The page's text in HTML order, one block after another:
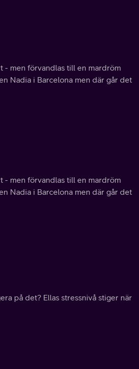
- men förvandlas till en mardröm
Nadia i Barcelona men där går det
- men förvandlas till en mardröm
Nadia i Barcelona men där går det
på det? Ellas stressnivå stiger när